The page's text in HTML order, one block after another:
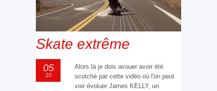
Skate extrême
05
10
Alors là je dois avouer avoir été
scotché par cette vidéo où l'on peut
voir évoluer James KELLY, un